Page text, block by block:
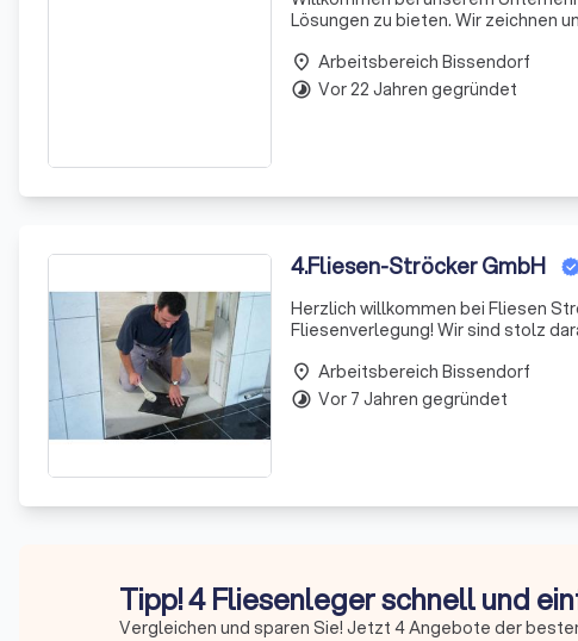
Lösungen zu bieten. Wir zeichnen
maßgeschneiderte
place Arbeitsbereich Bissendorf
timelapse Vor 22 Jahren gegründet
4.Fliesen-Ströcker GmbH
Herzlich willkommen bei Fliesen
Fliesenverlegung! Wir sind stolz
dem
place Arbeitsbereich Bissendorf
timelapse Vor 7 Jahren gegründet
Tipp! 4 Fliesenleger schnell und
Vergleichen und sparen Sie! Jetzt 4 Angebote der